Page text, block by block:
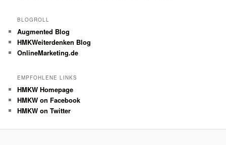
BLOGROLL
Augmented Blog
HMKWeiterdenken Blog
OnlineMarketing.de
EMPFOHLENE LINKS
HMKW Homepage
HMKW on Facebook
HMKW on Twitter